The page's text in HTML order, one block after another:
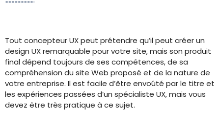
Tout concepteur UX peut prétendre qu’il peut créer un
design UX remarquable pour votre site, mais son produit
final dépend toujours de ses compétences, de sa
compréhension du site Web proposé et de la nature de
votre entreprise. Il est facile d’être envoûté par le titre et
les expériences passées d’un spécialiste UX, mais vous
devez être très pratique à ce sujet.